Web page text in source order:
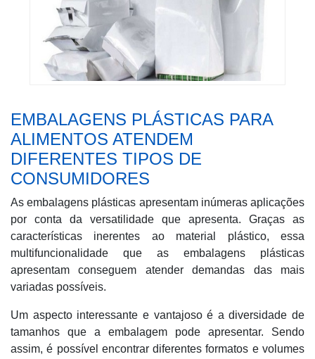
EMBALAGENS PLÁSTICAS PARA
ALIMENTOS ATENDEM
DIFERENTES TIPOS DE
CONSUMIDORES
As embalagens plásticas apresentam inúmeras aplicações
por conta da versatilidade que apresenta. Graças as
características inerentes ao material plástico, essa
multifuncionalidade que as embalagens plásticas
apresentam conseguem atender demandas das mais
variadas possíveis.
Um aspecto interessante e vantajoso é a diversidade de
tamanhos que a embalagem pode apresentar. Sendo
assim, é possível encontrar diferentes formatos e volumes